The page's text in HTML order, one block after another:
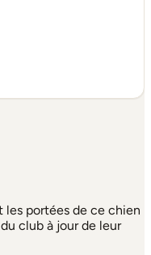
les portées de ce chien
club à jour de leur